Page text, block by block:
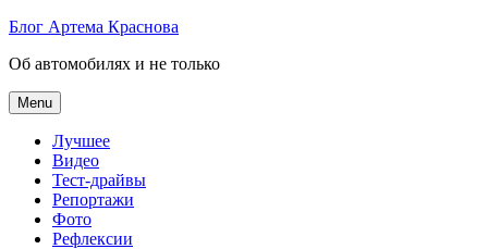
Skip
content
Блог Артема Краснова
Об автомобилях и не только
Menu
Лучшее
Видео
Тест-драйвы
Репортажи
Фото
Рефлексии